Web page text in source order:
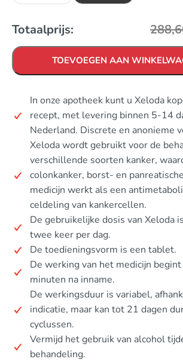
Totaalprijs:
TOEVOEGEN AAN
In onze apotheek kunt u Xeloda
recept, met levering binnen 5-14
Nederland. Discrete en anonieme
Xeloda wordt gebruikt voor de
verschillende soorten kanker,
colonkanker, borst- en
medicijn werkt als een
celdeling van kankercellen.
De gebruikelijke dosis van Xeloda
twee keer per dag.
De toedieningsvorm is een tablet.
De werking van het medicijn
minuten na inname.
De werkingsduur is variabel,
indicatie, maar kan tot 21 dagen
cyclussen.
Vermijd het gebruik van alcohol
behandeling.